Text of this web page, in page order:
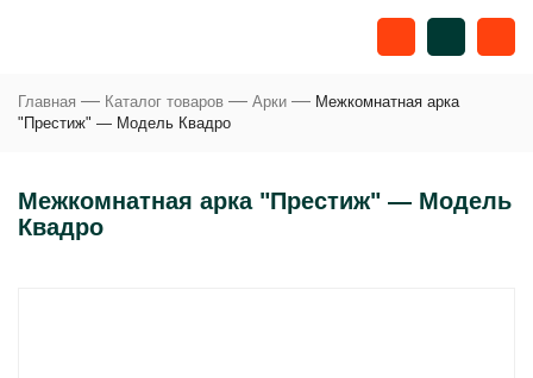
Главная — Каталог товаров — Арки — Межкомнатная арка
"Престиж" — Модель Квадро
Межкомнатная арка "Престиж" — Модель
Квадро